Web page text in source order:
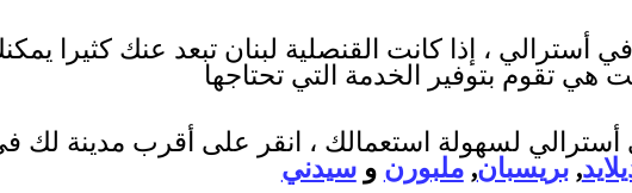
أسترالي ، إذا كانت القنصلية لبنان تبعد عنك كثيرا
هي تقوم بتوفير الخدمة التي تحتاجها
أسترالي لسهولة استعمالك ، انقر على أقرب مدينة لك في
,بريسبان,ملبورن وسيدني